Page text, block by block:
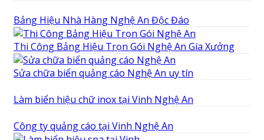
Bảng Hiệu Nhà Hàng Nghệ An Độc Đáo
Thi Công Bảng Hiệu Trọn Gói Nghệ An Gía Xưởng
Sửa chữa biển quảng cáo Nghệ An uy tín
Làm biển hiệu chữ inox tại Vinh Nghệ An
Công ty quảng cáo tại Vinh Nghệ An